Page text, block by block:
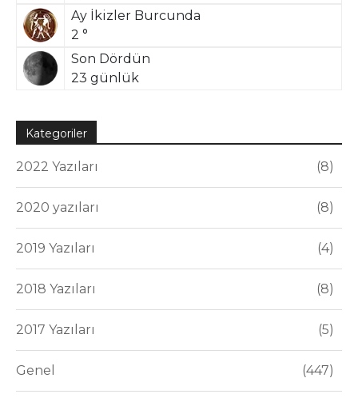
Ay İkizler Burcunda
2 °
Son Dördün
23 günlük
Kategoriler
2022 Yazıları 8
2020 yazıları 8
2019 Yazıları 4
2018 Yazıları 8
2017 Yazıları 5
Genel 447